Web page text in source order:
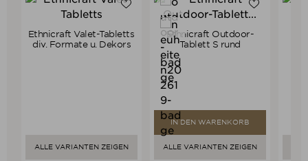
Verkaufspreis
ab 69,00 €
65,55 €
Ethnicraft Valet-Tabletts
div. Formate u. Dekors
ALLE VARIANTEN ZEIGEN
Verkaufspreis
199,00 €
189,05 €
Ethnicraft Outdoor-
Tablett S rund
IN DEN WARENKORB
ALLE VARIANTEN ZEIGEN